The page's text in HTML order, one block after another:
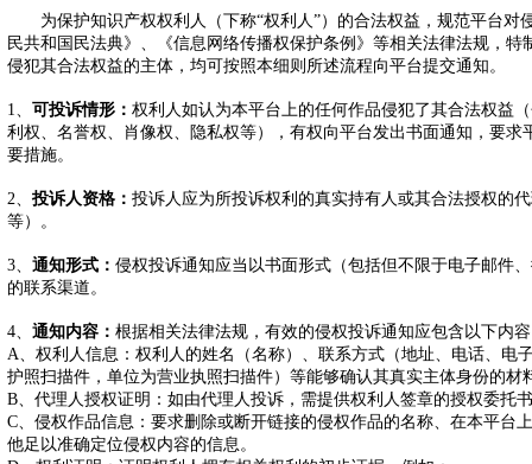
为保护知识产权权利人（下称“权利人”）的合法权益，规范平台对
民共和国民法典》、《信息网络传播权保护条例》等相关法律法规，
侵犯其合法权益的主体，均可按照本细则所述流程向平台提交通知。
1、 可投诉情形： 权利人如认为本平台上的任何作品侵犯了其合法权益
利权、名誉权、肖像权、隐私权等），有权向平台发出书面通知，要求
要措施。
2、 投诉人资格： 投诉人应为所投诉权利的真实持有人或其合法授权的
等）。
3、 通知形式： 侵权投诉通知应当以书面形式（包括但不限于电子邮件
的联系渠道。
4、 通知内容： 根据相关法律法规，有效的侵权投诉通知应包含以下内
A、权利人信息：权利人的姓名（名称）、联系方式（地址、电话、电
护照扫描件，单位为营业执照扫描件）等能够确认其真实主体身份的材
B、代理人授权证明：如由代理人投诉，需提供权利人签章的授权委托
C、侵权作品信息：要求删除或断开链接的侵权作品的名称、在本平台
他足以准确定位侵权内容的信息。